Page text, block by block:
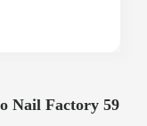
Nail Factory 59